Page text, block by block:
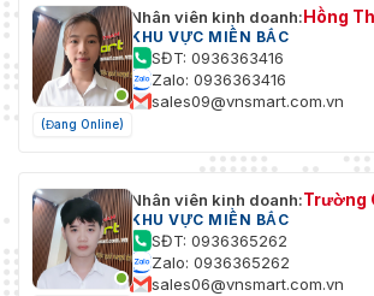
(Đang Online)
Nhân viên kinh doanh:Hồng
KHU VỰC MIỀN BẮC
SĐT: 0936363416
Zalo: 0936363416
sales09@vnsmart.com.vn
Nhân viên kinh doanh:Trường
KHU VỰC MIỀN BẮC
SĐT: 0936365262
Zalo: 0936365262
sales06@vnsmart.com.vn